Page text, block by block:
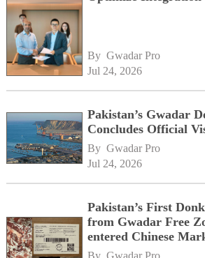
By Gwadar Pro
Jul 24, 2026
Pakistan’s Gwadar
Concludes Official
By Gwadar Pro
Jul 24, 2026
Pakistan’s First
from Gwadar Free
entered Chinese